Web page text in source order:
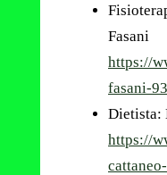
Fasani
https://
fasani-
Dietista:
https://